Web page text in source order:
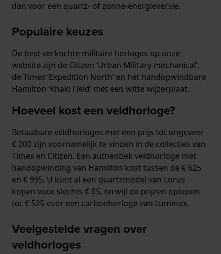
dan voor een quartz- of zonne-energieversie.
Populaire keuzes
De best verkochte militaire horloges op onze
website zijn de Citizen ‘Urban Military mechanical’,
de Timex ‘Expedition North’ en het handopwindbare
Hamilton ‘Khaki Field’ met een witte wijzerplaat.
Hoeveel kost een veldhorloge?
Betaalbare veldhorloges met een prijs tot ongeveer
€ 200 zijn voornamelijk te vinden in de collecties van
Timex en Citizen. Een authentiek veldhorloge met
handopwinding van Hamilton kost tussen de € 625
en € 995. U kunt al een quartzmodel van Lorus
kopen voor slechts € 65, terwijl de prijzen oplopen
tot € 525 voor een carbonhorloge van Luminox.
Veelgestelde vragen over
veldhorloges